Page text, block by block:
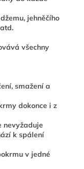
jehněčího
všechny
smažení a
dokonce i z
nevyžaduje
k spálení
v jedné